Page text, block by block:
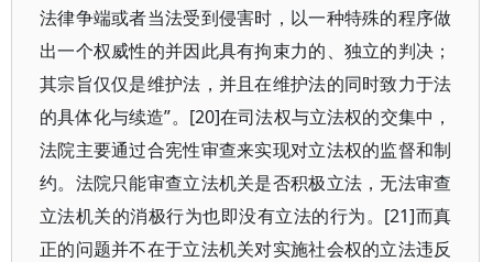
法律争端或者当法受到侵害时，以一种特殊的程序做
出一个权威性的并因此具有拘束力的、独立的判决；
其宗旨仅仅是维护法，并且在维护法的同时致力于法
的具体化与续造”。[20]在司法权与立法权的交集中，
法院主要通过合宪性审查来实现对立法权的监督和制
约。法院只能审查立法机关是否积极立法，无法审查
立法机关的消极行为也即没有立法的行为。[21]而真
正的问题并不在于立法机关对实施社会权的立法违反